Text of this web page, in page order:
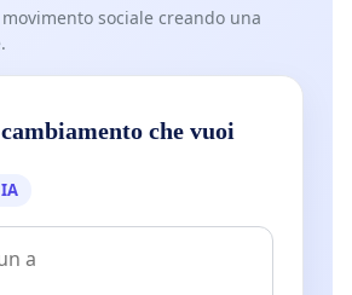
sociale creando una
che vuoi